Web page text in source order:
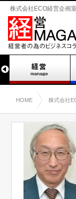
株式会社ECO経営企画
HOME 株式会社